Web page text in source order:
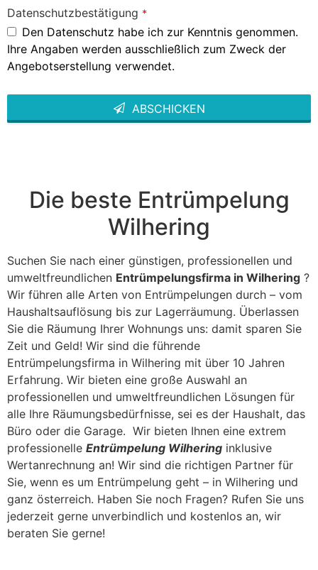
Datenschutzbestätigung *
Den Datenschutz habe ich zur Kenntnis genommen.
Ihre Angaben werden ausschließlich zum Zweck der
Angebotserstellung verwendet.
ABSCHICKEN
Die beste Entrümpelung
Wilhering
Suchen Sie nach einer günstigen, professionellen und
umweltfreundlichen Entrümpelungsfirma in Wilhering ?
Wir führen alle Arten von Entrümpelungen durch – vom
Haushaltsauflösung bis zur Lagerräumung. Überlassen
Sie die Räumung Ihrer Wohnungs uns: damit sparen Sie
Zeit und Geld! Wir sind die führende
Entrümpelungsfirma in Wilhering mit über 10 Jahren
Erfahrung. Wir bieten eine große Auswahl an
professionellen und umweltfreundlichen Lösungen für
alle Ihre Räumungsbedürfnisse, sei es der Haushalt, das
Büro oder die Garage. Wir bieten Ihnen eine extrem
professionelle Entrümpelung Wilhering inklusive
Wertanrechnung an! Wir sind die richtigen Partner für
Sie, wenn es um Entrümpelung geht – in Wilhering und
ganz österreich. Haben Sie noch Fragen? Rufen Sie uns
jederzeit gerne unverbindlich und kostenlos an, wir
beraten Sie gerne!